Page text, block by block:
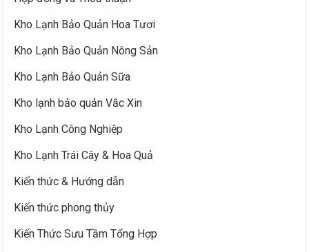
Kho Lạnh Bảo Quản Hoa Tươi
Kho Lạnh Bảo Quản Nông Sản
Kho Lạnh Bảo Quản Sữa
Kho lạnh bảo quản Vắc Xin
Kho Lạnh Công Nghiệp
Kho Lạnh Trái Cây & Hoa Quả
Kiến thức & Hướng dẫn
Kiến thức phong thủy
Kiến Thức Sưu Tầm Tổng Hợp